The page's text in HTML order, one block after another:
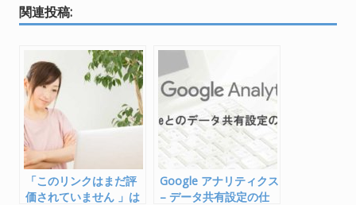
e
b
o
o
k
itt
er
e
n
a
e
関連投稿:
「このリンクはまだ評
価されていません 」は
Google アナリティクス
– データ共有設定の仕